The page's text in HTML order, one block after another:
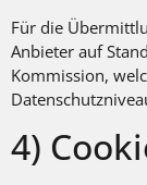
Für die
Anbieter auf
Kommission,
4)